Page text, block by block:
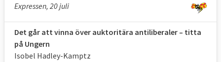
Expressen, 20 juli
Det går att vinna över auktoritära antiliberaler – titta
på Ungern
Isobel Hadley-Kamptz